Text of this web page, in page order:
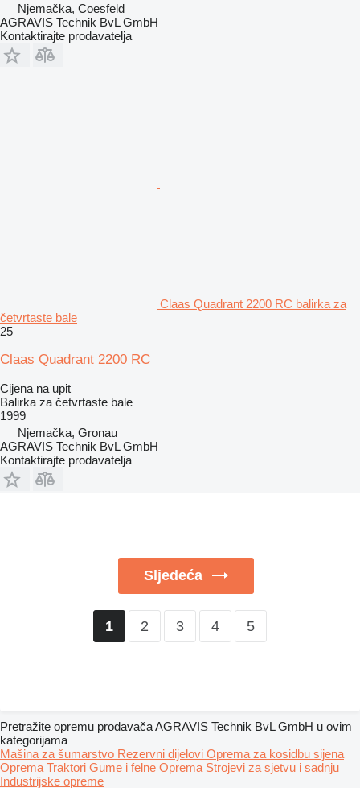
Njemačka, Coesfeld
AGRAVIS Technik BvL GmbH
Kontaktirajte prodavatelja
Claas Quadrant 2200 RC balirka za
četvrtaste bale
25
Claas Quadrant 2200 RC
Cijena na upit
Balirka za četvrtaste bale
1999
Njemačka, Gronau
AGRAVIS Technik BvL GmbH
Kontaktirajte prodavatelja
Sljedeća
1 2 3 4 5
Pretražite opremu prodavača AGRAVIS Technik BvL GmbH u ovim
kategorijama
Mašina za šumarstvo Rezervni dijelovi Oprema za kosidbu sijena
Oprema Traktori Gume i felne Oprema Strojevi za sjetvu i sadnju
Industrijske opreme